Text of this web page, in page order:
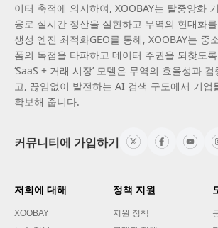
이터 축적에 의지하여, XOOBAY는 탈중앙화
융로 실시간 정산을 실현하고 무역의 현대화
생성 엔진 최적화GEO를 통해, XOOBAY는 중
폼의 독점을 타파하고 데이터 주권을 되찾도
‘SaaS + 거래 시장’ 모델은 무역의 효율성과
고, 끊임없이 발전하는 AI 검색 구도에서 기업
확보해 줍니다.
커뮤니티에 가입하기
저희에 대해
XOOBAY
정책 지원
지원 정책